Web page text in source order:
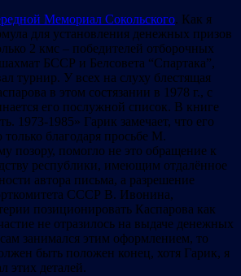
Мемориал Сокольского. Как я
для установления денежных призов
2 кмс – победителей отборочных
БССР и Белсовета “Спартака”,
турнир. У всех на слуху блестящая
в этом состязании в 1978 г., с
его послужной список. В книге
1973-1985» Гарик замечает, что его
благодаря просьбе М.
позору, помогло не это обращение к
республики, имеющим отдалённое
автора письма, а разрешение
СССР В. Ивонина,
позиционировать Каспарова как
не отразилось на выдаче денежных
занимался этим оформлением, то
быть положен конец, хотя Гарик, я
этих деталей.